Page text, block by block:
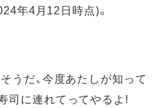
年4月12日時点)。
うだ、今度あたしが知って
司に連れてってやるよ!